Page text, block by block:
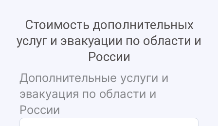
Стоимость дополнительных
услуг и эвакуации по области и
России
Дополнительные услуги и
эвакуация по области и
России